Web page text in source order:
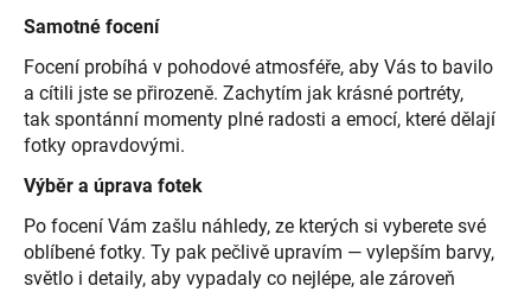
Samotné focení
Focení probíhá v pohodové atmosféře, aby Vás to bavilo
a cítili jste se přirozeně. Zachytím jak krásné portréty,
tak spontánní momenty plné radosti a emocí, které dělají
fotky opravdovými.
Výběr a úprava fotek
Po focení Vám zašlu náhledy, ze kterých si vyberete své
oblíbené fotky. Ty pak pečlivě upravím — vylepším barvy,
světlo i detaily, aby vypadaly co nejlépe, ale zároveň